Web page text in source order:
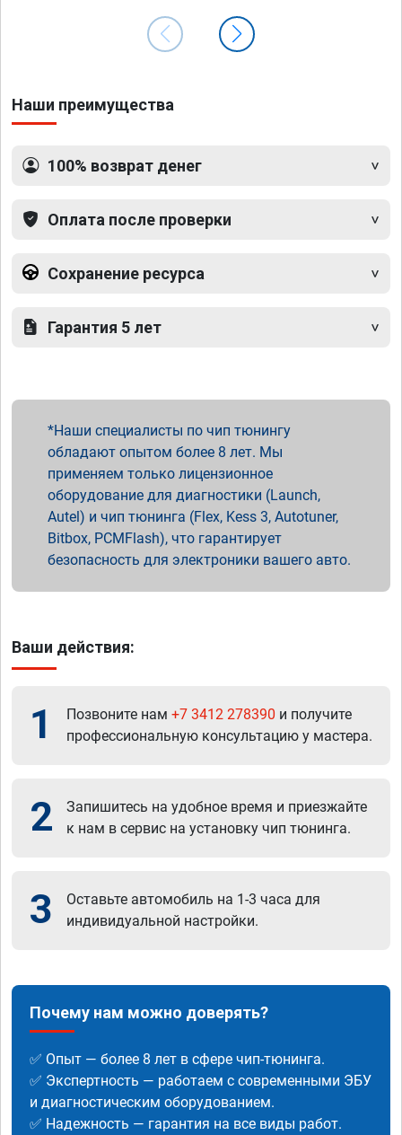
Наши преимущества
100% возврат денег
Оплата после проверки
Сохранение ресурса
Гарантия 5 лет
Наши специалисты по чип тюнингу
обладают опытом более 8 лет. Мы
применяем только лицензионное
оборудование для диагностики (Launch,
Autel) и чип тюнинга (Flex, Kess 3, Autotuner,
Bitbox, PCMFlash), что гарантирует
безопасность для электроники вашего авто.
Ваши действия:
1 Позвоните нам +7 3412 278390 и получите
профессиональную консультацию у мастера.
2
Запишитесь на удобное время и приезжайте
к нам в сервис на установку чип тюнинга.
3
Оставьте автомобиль на 1-3 часа для
индивидуальной настройки.
Почему нам можно доверять?
✅ Опыт — более 8 лет в сфере чип-тюнинга.
✅ Экспертность — работаем с современными ЭБУ
и диагностическим оборудованием.
✅ Надежность — гарантия на все виды работ.